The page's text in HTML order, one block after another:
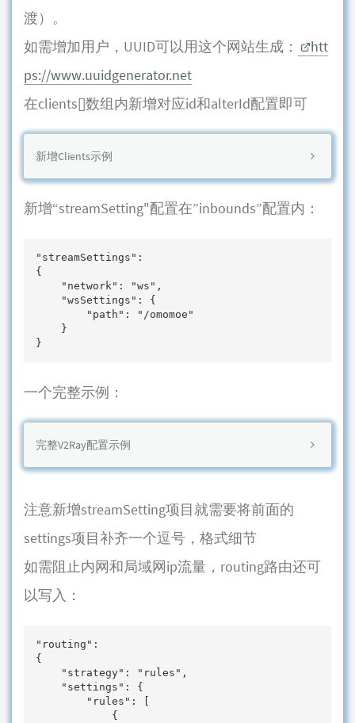
渡）。
如需增加用户，UUID可以用这个网站生成：
htt
ps://www.uuidgenerator.net
在clients[]数组内新增对应id和alterId配置即可
新增Clients示例
新增“streamSetting"配置在”inbounds”配置内：
"streamSettings":
{
    "network": "ws",
    "wsSettings": {
        "path": "/omomoe"
    }
}
一个完整示例：
完整V2Ray配置示例
注意新增streamSetting项目就需要将前面的
settings项目补齐一个逗号，格式细节
如需阻止内网和局域网ip流量，routing路由还可
以写入：
"routing":
{
    "strategy": "rules",
    "settings": {
        "rules": [
            {